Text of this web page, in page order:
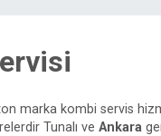
marka kombi servis
Tunalı ve Ankara